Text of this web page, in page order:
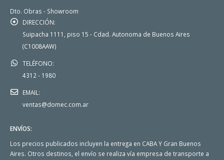
Dto. Obras - Showroom
DIRECCIÓN:
Suipacha 1111, piso 15 - Cdad. Autonoma de Buenos Aires
(C1008AAW)
TELÉFONO:
4312 - 1980
EMAIL:
ventas@domec.com.ar
ENVÍOS:
Los precios publicados incluyen la entrega en CABA Y Gran Buenos
Aires. Otros destinos, el envío se realiza vía empresa de transporte a